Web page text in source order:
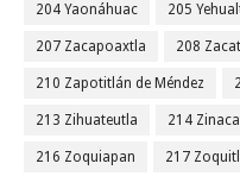
204 Yaonáhuac 205
207 Zacapoaxtla 208
210 Zapotitlán de Méndez
213 Zihuateutla 214
216 Zoquiapan 217